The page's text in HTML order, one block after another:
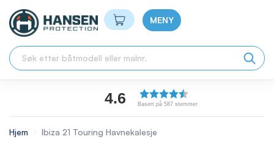
Min handlekurv
MENY
4.6 Basert på 587 stemmer
Hjem Ibiza 21 Touring Havnekalesje